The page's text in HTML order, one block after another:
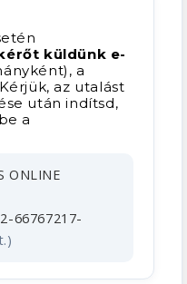
küldünk e-
a
az utalást
után indítsd,
a
ONLINE
66767217-